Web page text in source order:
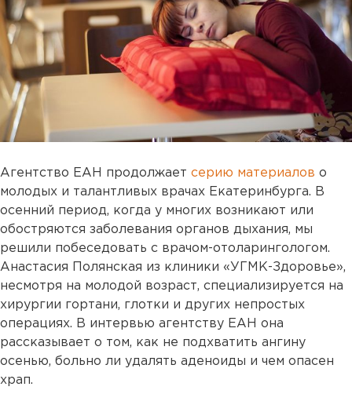
Агентство ЕАН продолжает серию материалов о
молодых и талантливых врачах Екатеринбурга. В
осенний период, когда у многих возникают или
обостряются заболевания органов дыхания, мы
решили побеседовать с врачом-отоларингологом.
Анастасия Полянская из клиники «УГМК-Здоровье»,
несмотря на молодой возраст, специализируется на
хирургии гортани, глотки и других непростых
операциях. В интервью агентству ЕАН она
рассказывает о том, как не подхватить ангину
осенью, больно ли удалять аденоиды и чем опасен
храп.